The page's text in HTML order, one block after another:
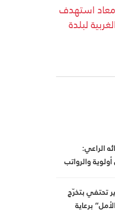
استهدف
لبلدة
الراعي:
والرواتب
تحتفي بتخرّج
برعاية